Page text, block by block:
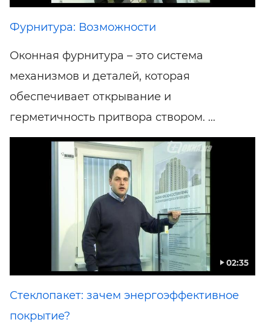
Фурнитура: Возможности
Оконная фурнитура – это система
механизмов и деталей, которая
обеспечивает открывание и
герметичность притвора створом. ...
02:35
Стеклопакет: зачем энергоэффективное
покрытие?